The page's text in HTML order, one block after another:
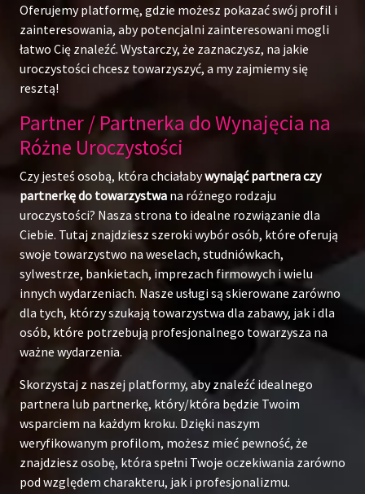
Oferujemy platformę, gdzie możesz pokazać swój profil i
zainteresowania, aby potencjalni zainteresowani mogli
łatwo Cię znaleźć. Wystarczy, że zaznaczysz, na jakie
uroczystości chcesz towarzyszyć, a my zajmiemy się
resztą!
Partner / Partnerka do Wynajęcia na
Różne Uroczystości
Czy jesteś osobą, która chciałabywynająć partnera czy
partnerkę do towarzystwa na różnego rodzaju
uroczystości? Nasza strona to idealne rozwiązanie dla
Ciebie. Tutaj znajdziesz szeroki wybór osób, które oferują
swoje towarzystwo na weselach, studniówkach,
sylwestrze, bankietach, imprezach firmowych i wielu
innych wydarzeniach. Nasze usługi są skierowane zarówno
dla tych, którzy szukają towarzystwa dla zabawy, jak i dla
osób, które potrzebują profesjonalnego towarzysza na
ważne wydarzenia.
Skorzystaj z naszej platformy, aby znaleźć idealnego
partnera lub partnerkę, który/która będzie Twoim
wsparciem na każdym kroku. Dzięki naszym
weryfikowanym profilom, możesz mieć pewność, że
znajdziesz osobę, która spełni Twoje oczekiwania zarówno
pod względem charakteru, jak i profesjonalizmu.